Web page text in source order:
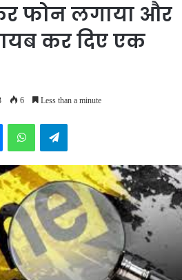
फोन लगाया और
कर दिए एक
6 Less than a minute
MessengerWhatsAppTelegram